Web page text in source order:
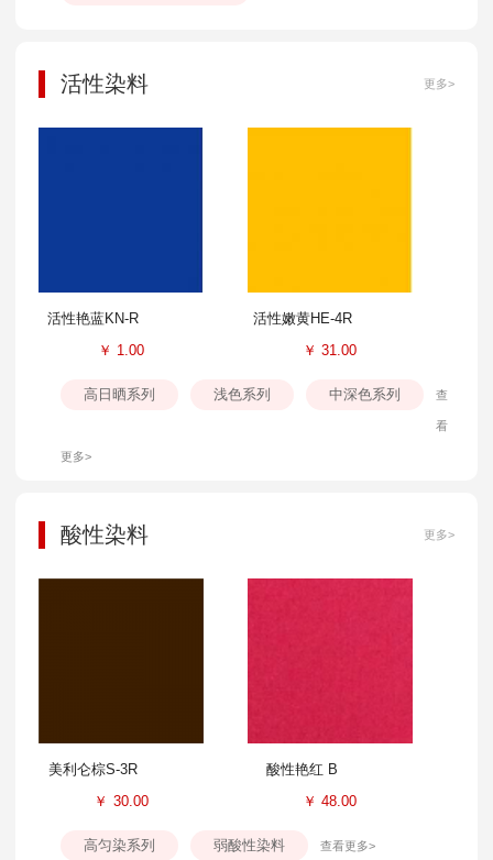
活性染料 更多>
活性艳蓝KN-R
￥ 1.00
活性嫩黄HE-4R
￥ 31.00
高日晒系列 浅色系列 中深色系列 查
看
更多>
酸性染料 更多>
美利仑棕S-3R
￥ 30.00
酸性艳红 B
￥ 48.00
高匀染系列 弱酸性染料 查看更多>